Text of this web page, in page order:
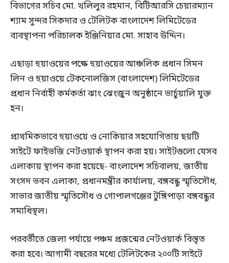
বিভাগের সচিব মো. খলিলুর রহমান, বিটিআরসি চেয়ারম্যান
শ্যাম সুন্দর সিকদার ও টেলিটক বাংলাদেশ লিমিটেডের
ব্যবস্থাপনা পরিচালক ইঞ্জিনিয়ার মো. সাহাব উদ্দিন।
এছাড়া হুয়াওয়ের পক্ষে হুয়াওয়ের আঞ্চলিক প্রধান সিমন
লিন ও হুয়াওয়ে টেকনোলজিস (বাংলাদেশ) লিমিটেডের
প্রধান নির্বাহী কর্মকর্তা ঝাং ঝেংজুন অনুষ্ঠানে ভার্চুয়ালি যুক্ত
হন।
প্রাথমিকভাবে হুয়াওয়ে ও নোকিয়ার সহযোগিতায় ছয়টি
সাইটে ফাইভজি নেটওয়ার্ক স্থাপন করা হয়। সাইটগুলো যেসব
এলাকায় স্থাপন করা হয়েছে- বাংলাদেশ সচিবালয়, জাতীয়
সংসদ ভবন এলাকা, প্রধানমন্ত্রীর কার্যালয়, বঙ্গবন্ধু স্মৃতিসৌধ,
সাভার জাতীয় স্মৃতিসৌধ ও গোপালগঞ্জের টুঙ্গিপাড়া বঙ্গবন্ধুর
সমাধিস্থল।
পরবর্তীতে জেলা পর্যায়ে পঞ্চম প্রজন্মের নেটওয়ার্ক বিস্তৃত
করা হবে। আগামী বছরের মধ্যে টেলিটকের ২০০টি সাইটে